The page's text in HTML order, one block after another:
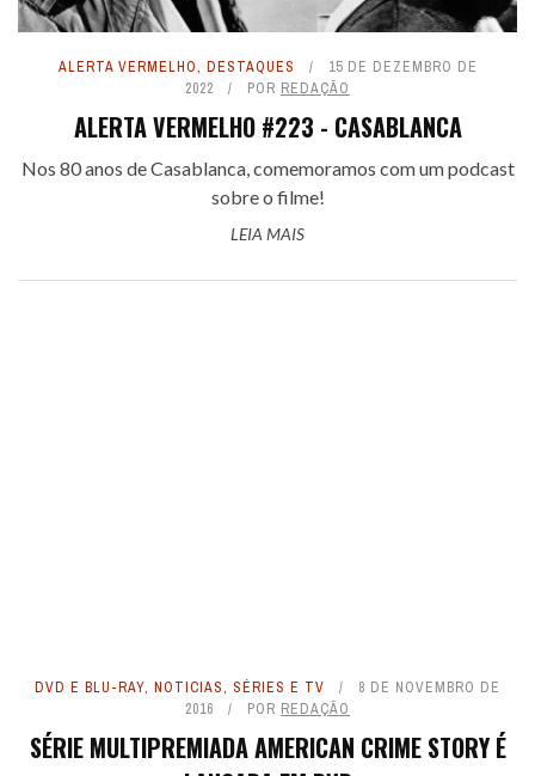
ALERTA VERMELHO, DESTAQUES
15 DE DEZEMBRO DE
2022
POR REDAÇÃO
ALERTA VERMELHO #223 - CASABLANCA
Nos 80 anos de Casablanca, comemoramos com um podcast
sobre o filme!
LEIA MAIS
DVD E BLU-RAY, NOTICIAS, SÉRIES E TV
8 DE NOVEMBRO DE
2016
POR REDAÇÃO
SÉRIE MULTIPREMIADA AMERICAN CRIME STORY É